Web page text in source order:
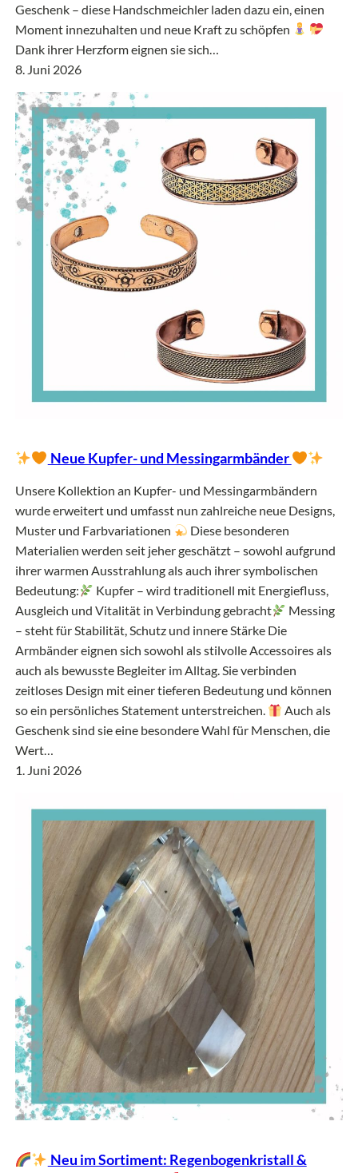
Geschenk – diese Handschmeichler laden dazu ein, einen
Moment innezuhalten und neue Kraft zu schöpfen
Dank ihrer Herzform eignen sie sich…
8. Juni 2026
Neue Kupfer- und Messingarmbänder
Unsere Kollektion an Kupfer- und Messingarmbändern
wurde erweitert und umfasst nun zahlreiche neue Designs,
Muster und Farbvariationen
Diese besonderen
Materialien werden seit jeher geschätzt – sowohl aufgrund
ihrer warmen Ausstrahlung als auch ihrer symbolischen
Bedeutung:
Kupfer – wird traditionell mit Energiefluss,
Ausgleich und Vitalität in Verbindung gebracht
Messing
– steht für Stabilität, Schutz und innere Stärke Die
Armbänder eignen sich sowohl als stilvolle Accessoires als
auch als bewusste Begleiter im Alltag. Sie verbinden
zeitloses Design mit einer tieferen Bedeutung und können
so ein persönliches Statement unterstreichen.
Auch als
Geschenk sind sie eine besondere Wahl für Menschen, die
Wert…
1. Juni 2026
Neu im Sortiment: Regenbogenkristall &